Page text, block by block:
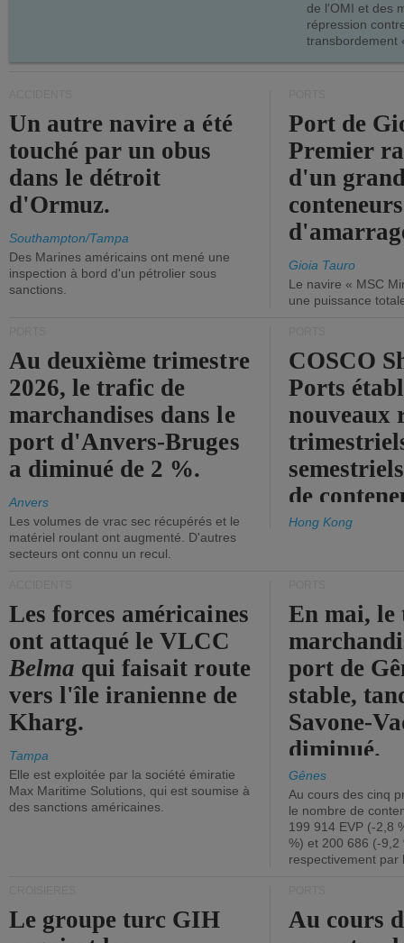
de l'OMI et des
répression
transbordement
Un autre navire a été
touché par un obus
dans le détroit
d'Ormuz.
Southampton/Tampa
Des Marines américains ont mené une
inspection à bord d'un pétrolier sous
sanctions.
Port de
Premier
d'un
Gioia Tauro
Le navire « MSC
une puissance
Au deuxième trimestre
2026, le trafic de
marchandises dans le
port d'Anvers-Bruges
a diminué de 2 %.
Anvers
Les volumes de vrac sec récupérés et le
matériel roulant ont augmenté. D'autres
secteurs ont connu un recul.
COSCO
Ports
nouveaux
de
Hong Kong
Les forces américaines
ont attaqué le VLCC
Belma qui faisait route
vers l'île iranienne de
Kharg.
Tampa
Elle est exploitée par la société émiratie
Max Maritime Solutions, qui est soumise à
des sanctions américaines.
En mai, le
port de
stable,
Savone-
diminué.
Gênes
Au cours des cinq
le nombre de
199 914 EVP (-2,8
%) et 200 686 (-9,2
respectivement par
Le groupe turc GIH
Au cours